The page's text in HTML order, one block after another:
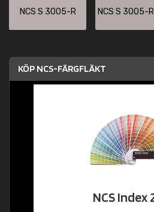
NCS S 3005-R NCS S 3005-
KÖP NCS-FÄRGFLÄKT
NCS Index